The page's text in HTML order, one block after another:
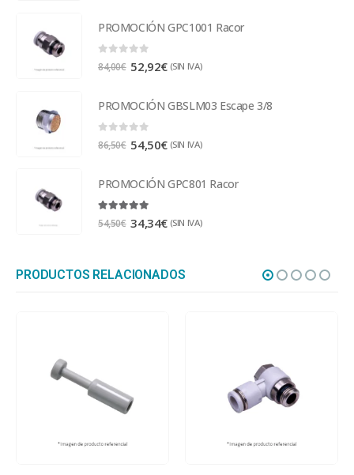
PROMOCIÓN GPC1001 Racor
0 out of 5
84,00€ 52,92€ (SIN IVA)
PROMOCIÓN GBSLM03 Escape 3/8
0 out of 5
86,50€ 54,50€ (SIN IVA)
PROMOCIÓN GPC801 Racor
5.00out of 5
54,50€ 34,34€ (SIN IVA)
PRODUCTOS RELACIONADOS